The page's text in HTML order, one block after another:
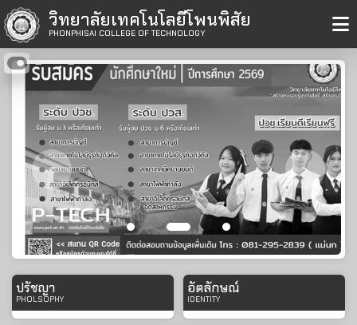
วิทยาลัยเทคโนโลยีโพนพิสัย
PHONPHISAI COLLEGE OF TECHNOLOGY
< >
ปรัชญา
PHOLSOPHY
อัตลักษณ์
IDENTITY